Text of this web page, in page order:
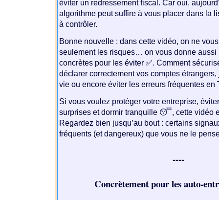
éviter un redressement fiscal. Car oui,
algorithme peut suffire à vous placer dans la
à contrôler.
Bonne nouvelle : dans cette vidéo, on ne
seulement les risques… on vous donne aussi
concrètes pour les éviter ✅. Comment
déclarer correctement vos comptes
vie ou encore éviter les erreurs fréquentes en
Si vous voulez protéger votre entreprise,
surprises et dormir tranquille 😴, cette vidéo
Regardez bien jusqu’au bout : certains
fréquents (et dangereux) que vous ne le
----
Concrètement pour les auto-